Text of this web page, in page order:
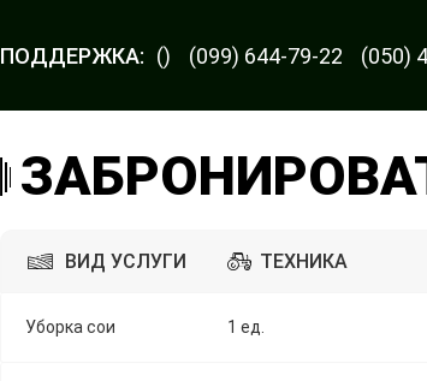
ПОДДЕРЖКА: () (099) 644-79-22 (050)
ВИД УСЛУГИ ТЕХНИКА
Уборка сои 1 ед.